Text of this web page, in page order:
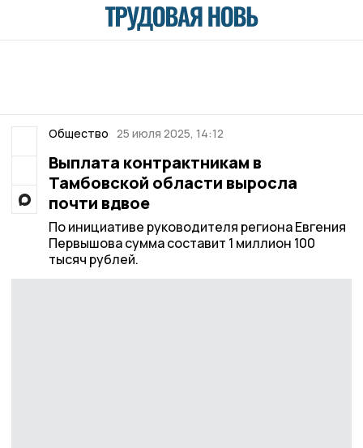
Общество 25 июля 2025, 14:12
Выплата контрактникам в
Тамбовской области выросла
почти вдвое
По инициативе руководителя региона Евгения
Первышова сумма составит 1 миллион 100
тысяч рублей.